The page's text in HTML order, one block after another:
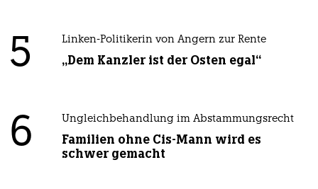
5 Linken-Politikerin von Angern zur Rente
„Dem Kanzler ist der Osten egal“
6 Ungleichbehandlung im Abstammungsrecht
Familien ohne Cis-Mann wird es
schwer gemacht